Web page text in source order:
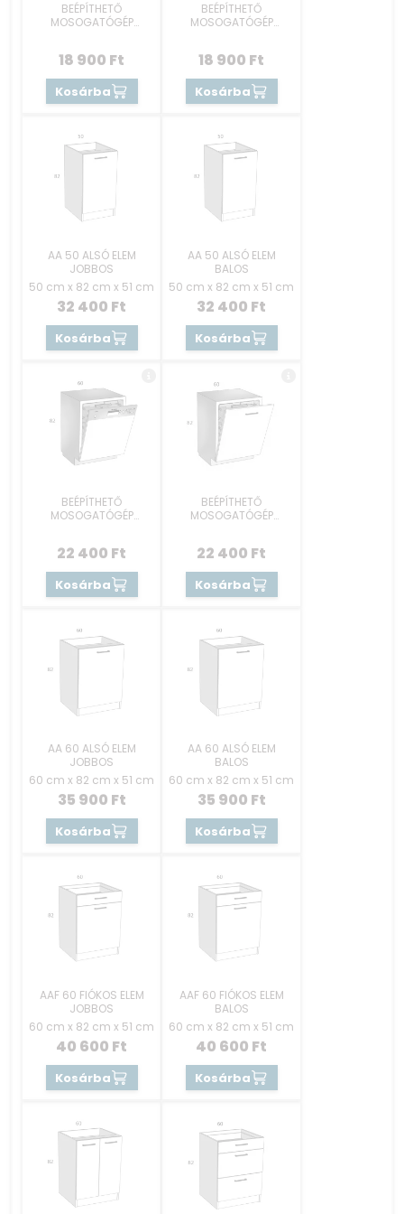
BEÉPÍTHETŐ
MOSOGATÓGÉP
18 900 Ft
Kosárba
BEÉPÍTHETŐ
MOSOGATÓGÉP
18 900 Ft
Kosárba
AA 50 ALSÓ ELEM
JOBBOS
50 cm x 82 cm x 51 cm
32 400 Ft
Kosárba
AA 50 ALSÓ ELEM
BALOS
50 cm x 82 cm x 51 cm
32 400 Ft
Kosárba
BEÉPÍTHETŐ
MOSOGATÓGÉP
22 400 Ft
Kosárba
BEÉPÍTHETŐ
MOSOGATÓGÉP
22 400 Ft
Kosárba
AA 60 ALSÓ ELEM
JOBBOS
60 cm x 82 cm x 51 cm
35 900 Ft
Kosárba
AA 60 ALSÓ ELEM
BALOS
60 cm x 82 cm x 51 cm
35 900 Ft
Kosárba
AAF 60 FIÓKOS ELEM
JOBBOS
60 cm x 82 cm x 51 cm
40 600 Ft
Kosárba
AAF 60 FIÓKOS ELEM
BALOS
60 cm x 82 cm x 51 cm
40 600 Ft
Kosárba